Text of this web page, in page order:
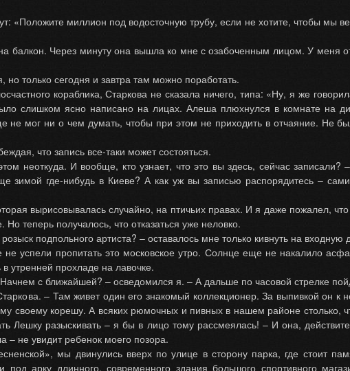
«Положите миллион под водосточную трубу, если не хотите, чтобы мы
балкон. Через минуту она вышла ко мне с озабоченным лицом. У меня
но только сегодня и завтра там можно поработать.
кораблика, Старкова не сказала ничего, типа: «Ну, я же
слишком ясно написано на лицах. Алеша плюхнулся в комнате на
не мог ни о чем думать, чтобы при этом не приходить в отчаяние. Не
что запись все-таки может состояться.
неоткуда. И вообще, кто узнает, что это вы здесь, сейчас
зимой где-нибудь в Киеве? А как уж вы записью распорядитесь –
вырисовывалась случайно, на птичьих правах. И я даже пожалел,
теперь получалось, что отказаться уже неловко.
подпольного артиста? – оставалось мне только кивнуть на входную
успели пропитать это московское утро. Солнце еще не накалило
утренней прохладе на лавочке.
Начнем с ближайшей? – осведомился я. – А дальше по часовой стрелке
– Там живет один его знакомый коллекционер. За выпивкой он к
своему корешу. А всяких рюмочных и пивных в нашем районе столько,
Лешку разыскивать – я бы в лицо тому рассмеялась! – И она,
– не увидит ребенок моего позора.
мы двинулись вверх по улице в сторону парка, где стоит
арку длинного, современного здания большого спортивного